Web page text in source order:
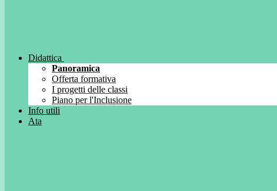
Didattica
Panoramica
Offerta formativa
I progetti delle classi
Piano per l'Inclusione
Info utili
Ata